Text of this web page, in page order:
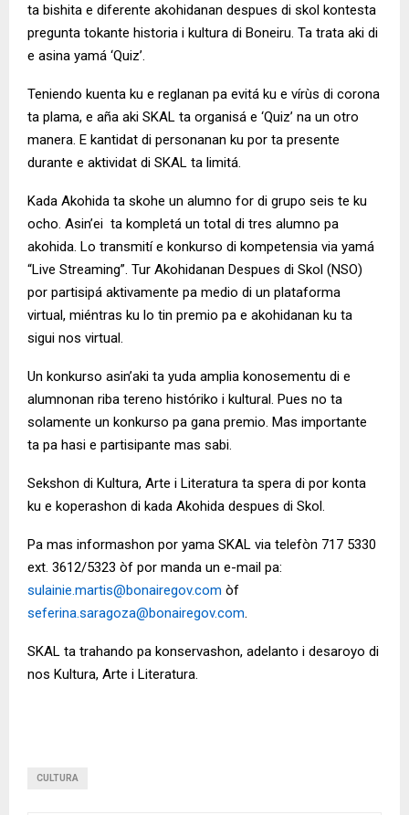
ta bishita e diferente akohidanan despues di skol kontesta
pregunta tokante historia i kultura di Boneiru. Ta trata aki di
e asina yamá ‘Quiz’.
Teniendo kuenta ku e reglanan pa evitá ku e vírùs di corona
ta plama, e aña aki SKAL ta organisá e ‘Quiz’ na un otro
manera. E kantidat di personanan ku por ta presente
durante e aktividat di SKAL ta limitá.
Kada Akohida ta skohe un alumno for di grupo seis te ku
ocho. Asin’ei ta kompletá un total di tres alumno pa
akohida. Lo transmití e konkurso di kompetensia via yamá
“Live Streaming”. Tur Akohidanan Despues di Skol (NSO)
por partisipá aktivamente pa medio di un plataforma
virtual, miéntras ku lo tin premio pa e akohidanan ku ta
sigui nos virtual.
Un konkurso asin’aki ta yuda amplia konosementu di e
alumnonan riba tereno históriko i kultural. Pues no ta
solamente un konkurso pa gana premio. Mas importante
ta pa hasi e partisipante mas sabi.
Sekshon di Kultura, Arte i Literatura ta spera di por konta
ku e koperashon di kada Akohida despues di Skol.
Pa mas informashon por yama SKAL via telefòn 717 5330
ext. 3612/5323 òf por manda un e-mail pa:
sulainie.martis@bonairegov.com òf
seferina.saragoza@bonairegov.com.
SKAL ta trahando pa konservashon, adelanto i desaroyo di
nos Kultura, Arte i Literatura.
CULTURA